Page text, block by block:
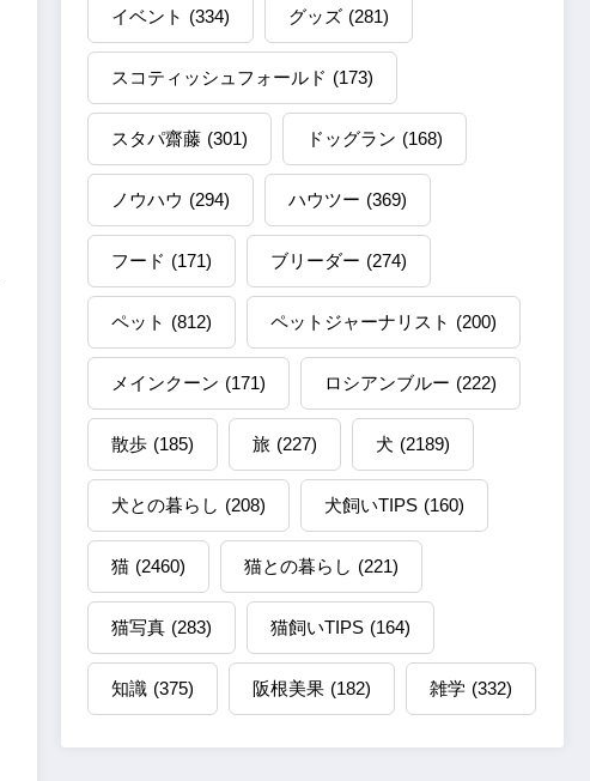
イベント (334) グッズ (281)
スコティッシュフォールド (173)
スタパ齋藤 (301) ドッグラン (168)
ノウハウ (294) ハウツー (369)
フード (171) ブリーダー (274)
ペット (812) ペットジャーナリスト (200)
メインクーン (171) ロシアンブルー (222)
散歩 (185) 旅 (227) 犬 (2189)
犬との暮らし (208) 犬飼いTIPS (160)
猫 (2460) 猫との暮らし (221)
猫写真 (283) 猫飼いTIPS (164)
知識 (375) 阪根美果 (182) 雑学 (332)